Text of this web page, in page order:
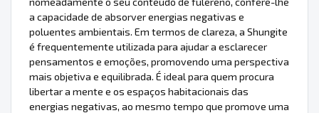
a capacidade de absorver energias negativas e
poluentes ambientais. Em termos de clareza, a Shungite
é frequentemente utilizada para ajudar a esclarecer
pensamentos e emoções, promovendo uma perspectiva
mais objetiva e equilibrada. É ideal para quem procura
libertar a mente e os espaços habitacionais das
energias negativas, ao mesmo tempo que promove uma